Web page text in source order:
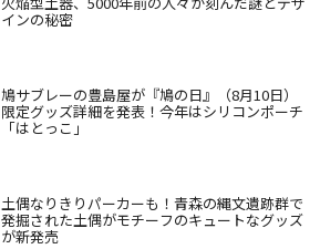
インの秘密
鳩サブレーの豊島屋が『鳩の日』（8月10日）
限定グッズ詳細を発表！今年はシリコンポーチ
「はとっこ」
土偶なりきりパーカーも！青森の縄文遺跡群で
発掘された土偶がモチーフのキュートなグッズ
が新発売